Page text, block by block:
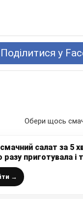
Поділитися у
Обери щось
салат за 5
разу приготувала і
(швидкий та
та капусти на кожен
→